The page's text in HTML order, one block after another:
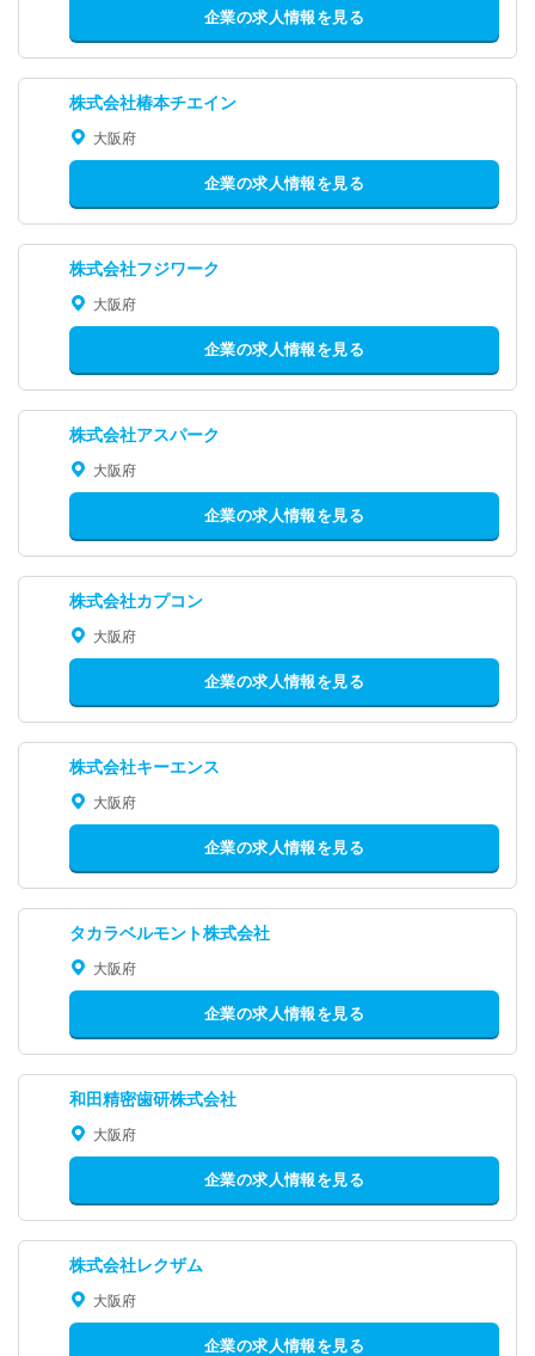
企業の求人情報を見る
株式会社椿本チエイン
大阪府
企業の求人情報を見る
株式会社フジワーク
大阪府
企業の求人情報を見る
株式会社アスパーク
大阪府
企業の求人情報を見る
株式会社カプコン
大阪府
企業の求人情報を見る
株式会社キーエンス
大阪府
企業の求人情報を見る
タカラベルモント株式会社
大阪府
企業の求人情報を見る
和田精密歯研株式会社
大阪府
企業の求人情報を見る
株式会社レクザム
大阪府
企業の求人情報を見る